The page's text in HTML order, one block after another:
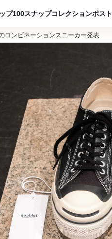
プ100スナップコレクションポスト
コンビネーションスニーカー発表